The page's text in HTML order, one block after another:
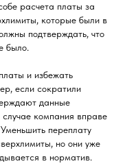
расчета платы за
которые были в
подтверждать, что
было.
и избежать
если сократили
данные
случае компания вправе
переплату
но они уже
в норматив.